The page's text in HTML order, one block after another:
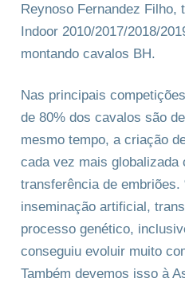
Reynoso Fernandez Filho,
Indoor 2010/2017/2018/
montando cavalos BH.
Nas principais
de 80% dos cavalos são
mesmo tempo, a criação
cada vez mais
transferência de embriões.
inseminação artificial,
processo genético,
conseguiu evoluir muito
Também devemos isso à